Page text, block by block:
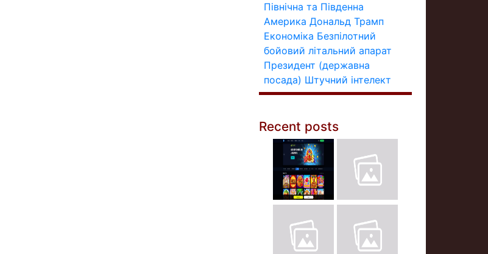
Північна та Південна
Америка Дональд Трамп
Економіка Безпілотний
бойовий літальний апарат
Президент (державна
посада) Штучний інтелект
Recent posts